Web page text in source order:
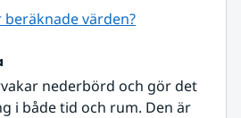
värden?
nederbörd och gör det
i både tid och rum. Den är